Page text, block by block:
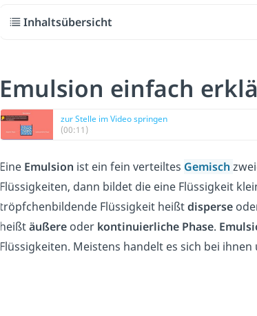
Inhaltsübersicht
Emulsion einfach
zur Stelle im Video springen
(00:11)
Eine Emulsion ist ein fein verteiltes Gemisch
Flüssigkeiten, dann bildet die eine Flüssigkeit
tröpfchenbildende Flüssigkeit heißtdisperse
heißtäußereoder kontinuierliche Phase.
Flüssigkeiten. Meistens handelt es sich bei